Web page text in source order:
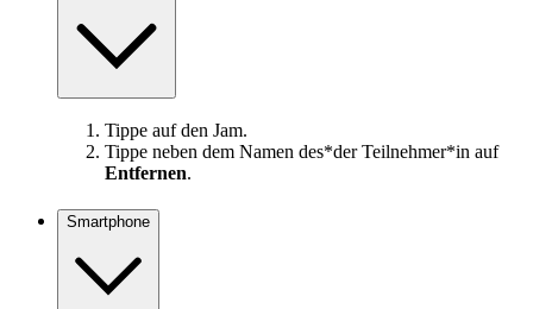
Tippe auf den Jam.
Tippe neben dem Namen des*der Teilnehmer*in auf
Entfernen.
Smartphone